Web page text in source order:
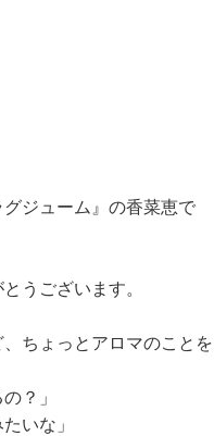
ジューム』の香菜恵で
うございます。
ちょっとアロマのことを
？」
いな」